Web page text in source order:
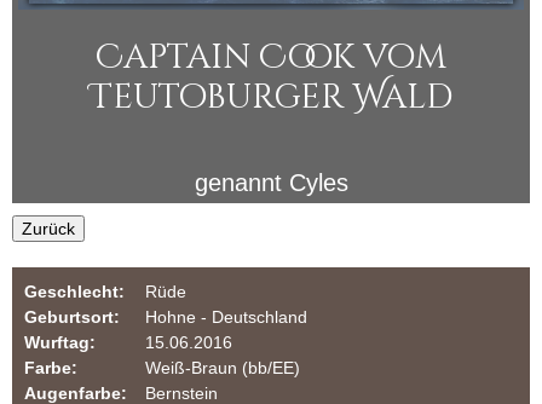
Z
u
c
h
Captain Cook vom
Teutoburger Wald
genannt Cyles
Zurück
Geschlecht:
Rüde
Geburtsort:
Hohne - Deutschland
Wurftag:
15.06.2016
Farbe:
Weiß-Braun (bb/EE)
Augenfarbe:
Bernstein